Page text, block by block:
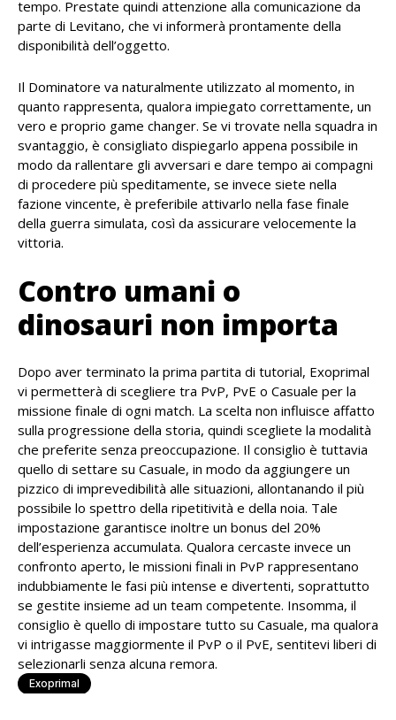
tempo. Prestate quindi attenzione alla comunicazione da
parte di Levitano, che vi informerà prontamente della
disponibilità dell’oggetto.
Il Dominatore va naturalmente utilizzato al momento, in
quanto rappresenta, qualora impiegato correttamente, un
vero e proprio game changer. Se vi trovate nella squadra in
svantaggio, è consigliato dispiegarlo appena possibile in
modo da rallentare gli avversari e dare tempo ai compagni
di procedere più speditamente, se invece siete nella
fazione vincente, è preferibile attivarlo nella fase finale
della guerra simulata, così da assicurare velocemente la
vittoria.
Contro umani o
dinosauri non importa
Dopo aver terminato la prima partita di tutorial, Exoprimal
vi permetterà di scegliere tra PvP, PvE o Casuale per la
missione finale di ogni match. La scelta non influisce affatto
sulla progressione della storia, quindi scegliete la modalità
che preferite senza preoccupazione. Il consiglio è tuttavia
quello di settare su Casuale, in modo da aggiungere un
pizzico di imprevedibilità alle situazioni, allontanando il più
possibile lo spettro della ripetitività e della noia. Tale
impostazione garantisce inoltre un bonus del 20%
dell’esperienza accumulata. Qualora cercaste invece un
confronto aperto, le missioni finali in PvP rappresentano
indubbiamente le fasi più intense e divertenti, soprattutto
se gestite insieme ad un team competente. Insomma, il
consiglio è quello di impostare tutto su Casuale, ma qualora
vi intrigasse maggiormente il PvP o il PvE, sentitevi liberi di
selezionarli senza alcuna remora.
Exoprimal